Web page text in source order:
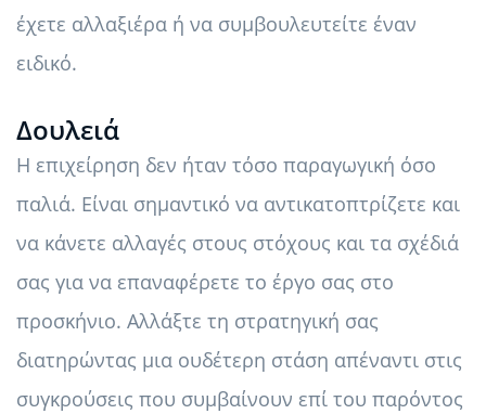
έχετε αλλαξιέρα ή να συμβουλευτείτε έναν
ειδικό.
Δουλειά
Η επιχείρηση δεν ήταν τόσο παραγωγική όσο
παλιά. Είναι σημαντικό να αντικατοπτρίζετε και
να κάνετε αλλαγές στους στόχους και τα σχέδιά
σας για να επαναφέρετε το έργο σας στο
προσκήνιο. Αλλάξτε τη στρατηγική σας
διατηρώντας μια ουδέτερη στάση απέναντι στις
συγκρούσεις που συμβαίνουν επί του παρόντος